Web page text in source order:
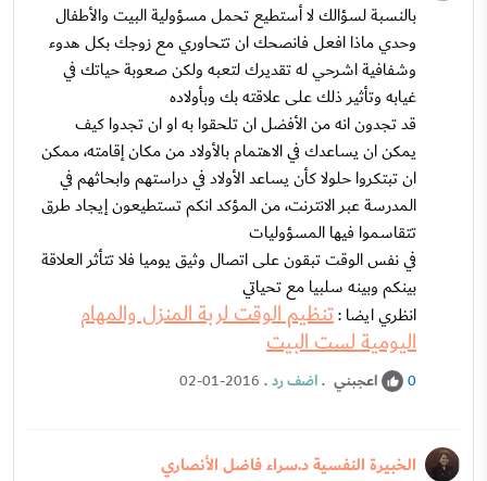
بالنسبة لسؤالك لا أستطيع تحمل مسؤولية البيت والأطفال
وحدي ماذا افعل فانصحك ان تتحاوري مع زوجك بكل هدوء
وشفافية اشرحي له تقديرك لتعبه ولكن صعوبة حياتك في
غيابه وتأثير ذلك على علاقته بك وبأولاده
قد تجدون انه من الأفضل ان تلحقوا به او ان تجدوا كيف
يمكن ان يساعدك في الاهتمام بالأولاد من مكان إقامته، ممكن
ان تبتكروا حلولا كأن يساعد الأولاد في دراستهم وابحاثهم في
المدرسة عبر الانترنت، من المؤكد انكم تستطيعون إيجاد طرق
تتقاسموا فيها المسؤوليات
في نفس الوقت تبقون على اتصال وثيق يوميا فلا تتأثر العلاقة
بينكم وبينه سلبيا مع تحياتي
انظري ايضا :تنظيم الوقت لربة المنزل والمهام
اليومية لست البيت
0 اعجبني .اضف رد.
02-01-2016
الخبيرة النفسية د.سراء فاضل الأنصاري